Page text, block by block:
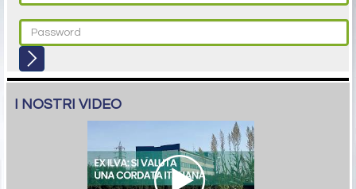
I NOSTRI VIDEO